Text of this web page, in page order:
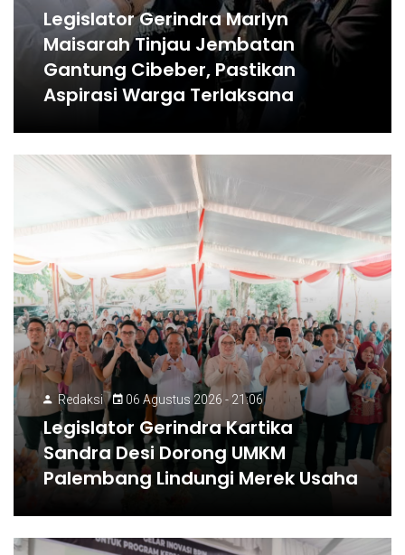
Legislator Gerindra Marlyn
Maisarah Tinjau Jembatan
Gantung Cibeber, Pastikan
Aspirasi Warga Terlaksana
Redaksi 06 Agustus 2026 - 21:06
Legislator Gerindra Kartika
Sandra Desi Dorong UMKM
Palembang Lindungi Merek Usaha